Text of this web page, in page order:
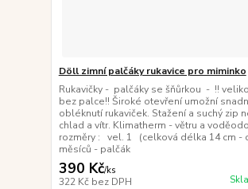
Döll zimní palčáky rukavice pro miminko
Rukavičky - palčáky se šňůrkou - !!
bez palce!! Široké otevření umožní
obléknutí rukaviček. Stažení a suchý zip
chlad a vítr. Klimatherm - větru a
rozměry : vel. 1 (celková délka 14 cm -
měsíců - palčák
390 Kč/ks
322 Kč bez DPH